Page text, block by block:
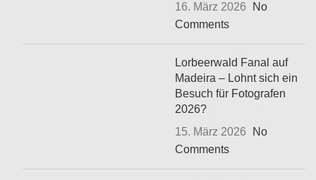
16. März 2026
No
Comments
Lorbeerwald Fanal auf
Madeira – Lohnt sich ein
Besuch für Fotografen
2026?
15. März 2026
No
Comments